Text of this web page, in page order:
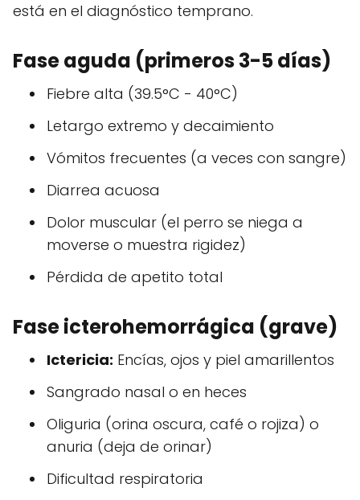
está en el diagnóstico temprano.
Fase aguda (primeros 3-5 días)
Fiebre alta (39.5°C - 40°C)
Letargo extremo y decaimiento
Vómitos frecuentes (a veces con sangre)
Diarrea acuosa
Dolor muscular (el perro se niega a
moverse o muestra rigidez)
Pérdida de apetito total
Fase icterohemorrágica (grave)
Ictericia: Encías, ojos y piel amarillentos
Sangrado nasal o en heces
Oliguria (orina oscura, café o rojiza) o
anuria (deja de orinar)
Dificultad respiratoria